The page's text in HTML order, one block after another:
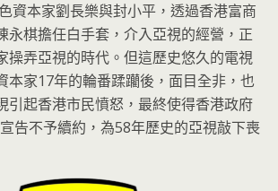
資本家劉長樂與封小平， 透過香港富商
永棋擔任白手套，介入亞視的經營， 正
操弄亞視的時代。但這歷史悠久的電視
本家17年的輪番蹂躪後，面目全非， 也
引起香港市民憤怒，最終使得香港政府
告不予續約，為58年歷史的亞視敲下喪